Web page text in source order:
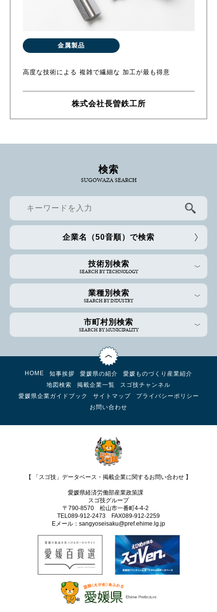
金属製品
高度な技術による 複雑で繊細な 加工が最も得意
株式会社長曽鉄工所
検索
SUGOWAZA SEARCH
企業名（50音順）で検索
技術別検索
SEARCH BY TECHNOLOGY
業種別検索
SEARCH BY INDUSTRY
市町村別検索
SEARCH BY MUNICIPALITY
HOME 知事挨拶 愛媛県の紹介
愛媛ものづくり産業紹介
地図検索
掲載企業一覧
スゴ技チャンネル
愛媛県企業ガイドブック
サイトマップ
プライバシーポリシー
お問い合わせ
【 「スゴ技」データベース・掲載企業に関するお問い合わせ 】
愛媛県経済労働部産業政策課
スゴ技グループ
〒790-8570 松山市一番町4-4-2
TEL089-912-2473 FAX089‐912-2259
Eメール：sangyoseisaku@pref.ehime.lg.jp